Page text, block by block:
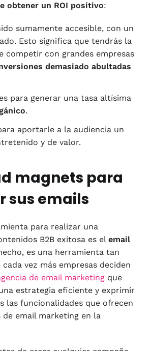
obtener un ROI positivo:
sumamente accesible, con un
Esto significa que tendrás la
competir con grandes empresas
demasiado abultadas
para generar una tasa altísima
.
aportarle a la audiencia un
y de valor.
magnets para
sus emails
para realizar una
B2B exitosa es el email
es una herramienta tan
vez más empresas deciden
de email marketing que
estrategia eficiente y exprimir
las funcionalidades que ofrecen
email marketing en la